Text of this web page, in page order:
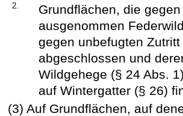
2.
Grundflächen, die
ausgenommen
gegen unbefugten
abgeschlossen und
Wildgehege (§ 24 Abs.
auf Wintergatter (§ 26)
(3) Auf Grundflächen, auf